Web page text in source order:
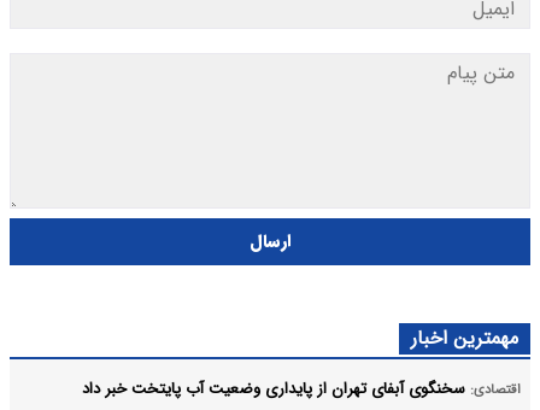
ارسال
مهمترین اخبار
اقتصادی: سخنگوی آبفای تهران از پایداری وضعیت آب پایتخت خبر داد